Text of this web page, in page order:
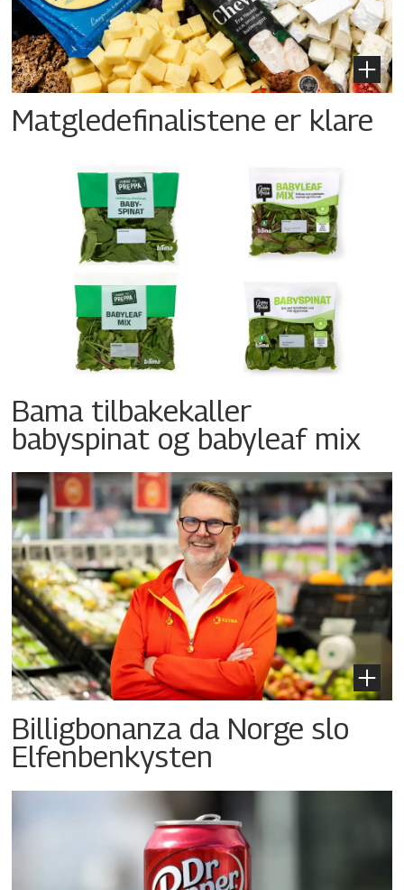
Matgledefinalistene er klare
Bama tilbakekaller
babyspinat og babyleaf mix
Billigbonanza da Norge slo
Elfenbenkysten